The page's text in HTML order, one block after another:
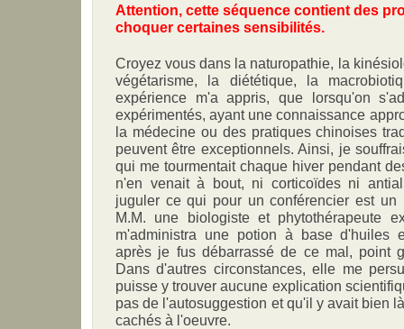
Attention, cette séquence contient des
choquer certaines sensibilités.
Croyez vous dans la naturopathie, la
végétarisme, la diététique, la
expérience m'a appris, que lorsqu'on
expérimentés, ayant une connaissance
la médecine ou des pratiques chinoises
peuvent être exceptionnels. Ainsi, je
qui me tourmentait chaque hiver pendant
n'en venait à bout, ni corticoïdes ni
juguler ce qui pour un conférencier est un
M.M. une biologiste et phytothérapeute
m'administra une potion à base d'huiles
après je fus débarrassé de ce mal, point
Dans d'autres circonstances, elle me
puisse y trouver aucune explication
pas de l'autosuggestion et qu'il y avait bien
cachés à l'oeuvre.